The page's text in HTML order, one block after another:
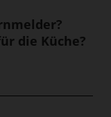
die Küche?